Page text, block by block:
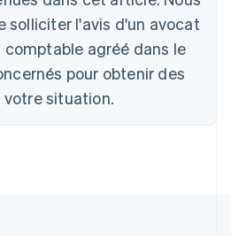
solliciter l'avis d'un avocat
agréé dans le
pour obtenir des
votre situation.
English